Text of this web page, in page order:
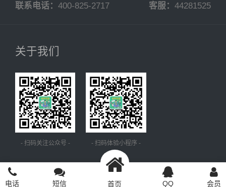
联系电话： 400-825-2717 客服：44281525
关于我们
- 扫码关注公众号 - - 扫码体验小程序 -
Copyright © 2002-2025 四五合围 版权所有
电话 短信 首页 QQ 会员
本站访客：508782